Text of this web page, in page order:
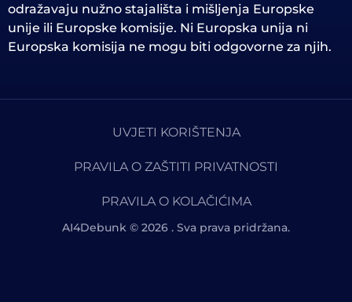
odražavaju nužno stajališta i mišljenja Europske
unije ili Europske komisije. Ni Europska unija ni
Europska komisija ne mogu biti odgovorne za njih.
UVJETI KORIŠTENJA
PRAVILA O ZAŠTITI PRIVATNOSTI
PRAVILA O KOLAČIĆIMA
AI4Debunk © 2026 . Sva prava pridržana.